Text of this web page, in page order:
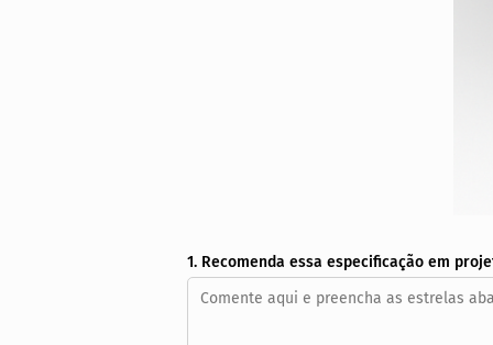
1. Recomenda essa especificação em